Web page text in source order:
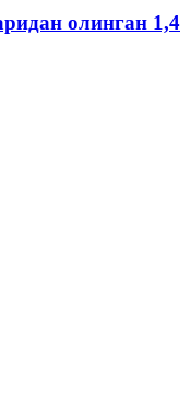
олинган 1,4